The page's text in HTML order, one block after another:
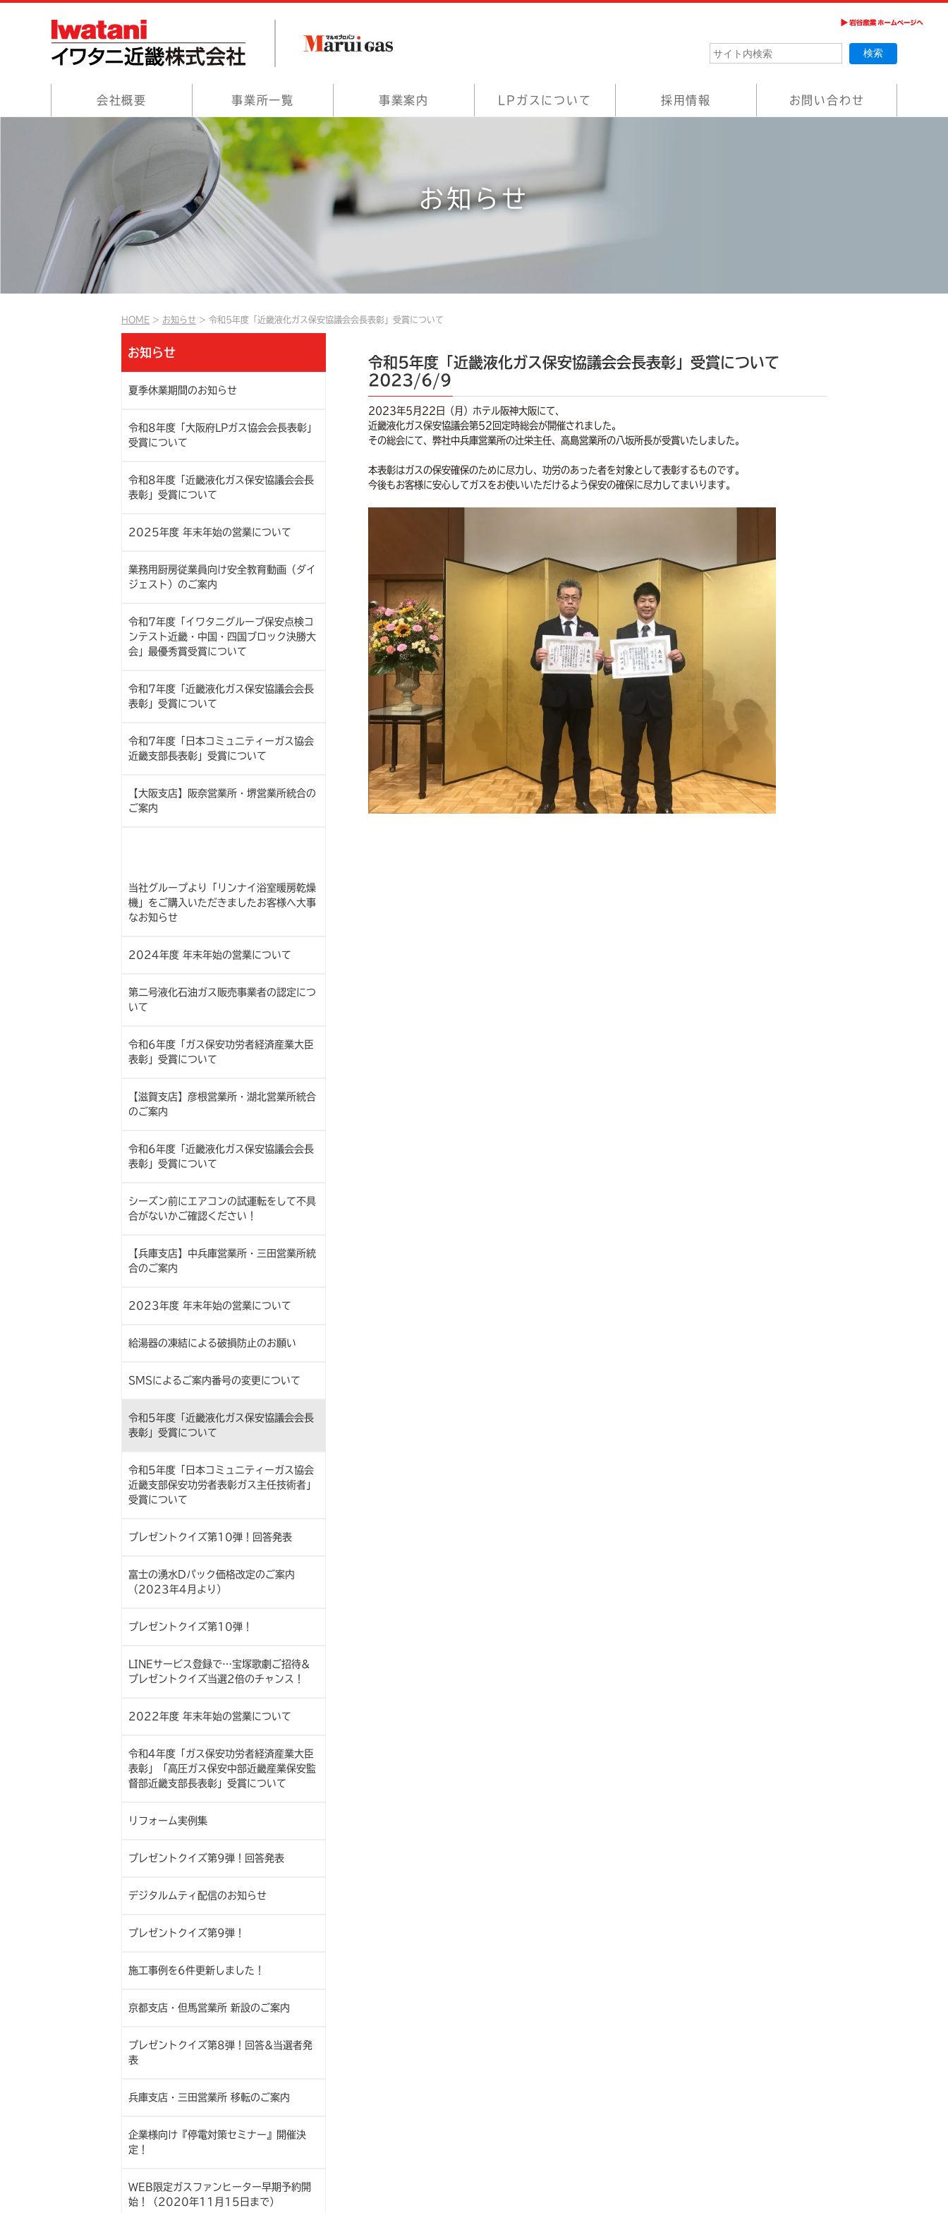
会社概要 事業所一覧 事業案内 LPガスについて 採用情報 お問い合わせ
お知らせ
HOME お知らせ 令和5年度「近畿液化ガス保安協議会会長表彰」受賞について
お知らせ
夏季休業期間のお知らせ
令和8年度「大阪府LPガス協会会長表彰」
受賞について
令和8年度「近畿液化ガス保安協議会会長
表彰」受賞について
2025年度 年末年始の営業について
業務用厨房従業員向け安全教育動画（ダイ
ジェスト）のご案内
令和7年度「イワタニグループ保安点検コ
ンテスト近畿・中国・四国ブロック決勝大
会」最優秀賞受賞について
令和7年度「近畿液化ガス保安協議会会長
表彰」受賞について
令和7年度「日本コミュニティーガス協会
近畿支部長表彰」受賞について
【大阪支店】阪奈営業所・堺営業所統合の
ご案内
当社グループより「リンナイ浴室暖房乾燥
機」をご購入いただきましたお客様へ大事
なお知らせ
2024年度 年末年始の営業について
第二号液化石油ガス販売事業者の認定につ
いて
令和6年度「ガス保安功労者経済産業大臣
表彰」受賞について
【滋賀支店】彦根営業所・湖北営業所統合
のご案内
令和6年度「近畿液化ガス保安協議会会長
表彰」受賞について
シーズン前にエアコンの試運転をして不具
合がないかご確認ください！
【兵庫支店】中兵庫営業所・三田営業所統
合のご案内
2023年度 年末年始の営業について
給湯器の凍結による破損防止のお願い
SMSによるご案内番号の変更について
令和5年度「近畿液化ガス保安協議会会長
表彰」受賞について
令和5年度「日本コミュニティーガス協会
近畿支部保安功労者表彰ガス主任技術者」
受賞について
プレゼントクイズ第10弾！回答発表
富士の湧水Dパック価格改定のご案内
（2023年4月より）
プレゼントクイズ第10弾！
LINEサービス登録で…宝塚歌劇ご招待&
プレゼントクイズ当選2倍のチャンス！
2022年度 年末年始の営業について
令和4年度「ガス保安功労者経済産業大臣
表彰」「高圧ガス保安中部近畿産業保安監
督部近畿支部長表彰」受賞について
リフォーム実例集
プレゼントクイズ第9弾！回答発表
デジタルムティ配信のお知らせ
プレゼントクイズ第9弾！
施工事例を6件更新しました！
京都支店・但馬営業所 新設のご案内
プレゼントクイズ第8弾！回答&当選者発
表
兵庫支店・三田営業所 移転のご案内
企業様向け『停電対策セミナー』開催決
定！
WEB限定ガスファンヒーター早期予約開
始！（2020年11月15日まで）
令和5年度「近畿液化ガス保安協議会会長表彰」受賞について
2023/6/9
2023年5月22日（月）ホテル阪神大阪にて、
近畿液化ガス保安協議会第52回定時総会が開催されました。
その総会にて、弊社中兵庫営業所の辻栄主任、高島営業所の八坂所長が受賞いたしました。
本表彰はガスの保安確保のために尽力し、功労のあった者を対象として表彰するものです。
今後もお客様に安心してガスをお使いいただけるよう保安の確保に尽力してまいります。